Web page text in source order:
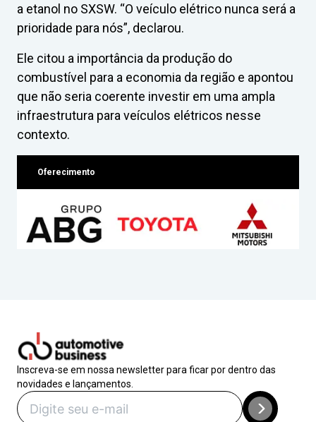
a etanol no SXSW. “O veículo elétrico nunca será a
prioridade para nós”, declarou.
Ele citou a importância da produção do
combustível para a economia da região e apontou
que não seria coerente investir em uma ampla
infraestrutura para veículos elétricos nesse
contexto.
Oferecimento
Inscreva-se em nossa newsletter para ficar por dentro das
novidades e lançamentos.